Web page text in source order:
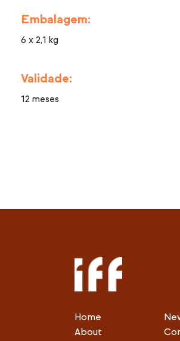
Embalagem:
6 x 2,1 kg
Validade:
12 meses
Home
About